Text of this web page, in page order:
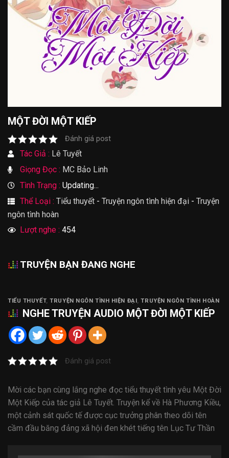
MỘT ĐỜI MỘT KIẾP
Đánh giá post
Tác Giả : Lê Tuyết
Giọng Đọc : MC Bảo Linh
Tình Trạng : Updating...
Thể Loại : Tiểu thuyết - Truyện ngôn tình hiện đại - Truyện
ngôn tình hoàn
Lượt nghe : 454
TRUYỆN BẠN ĐANG NGHE
TIỂU THUYẾT,TRUYỆN NGÔN TÌNH HIỆN ĐẠI ,TRUYỆN NGÔN TÌNH HOÀN
NGHETRUYỆN AUDIO MỘT ĐỜI MỘT KIẾP
Đánh giá post
Mời các bạn cùng lắng nghe đọc tiểu thuyết tình yêu Một Đời
Một Kiếp của tác giả Lê Tuyết. Truyện kể về Hà Phương Kiều,
một cảnh sát quốc tế được cục trưởng phân theo dõi tên
cầm đầu băng đảng xã hội đen khét tiếng tên Lục Tư Thần